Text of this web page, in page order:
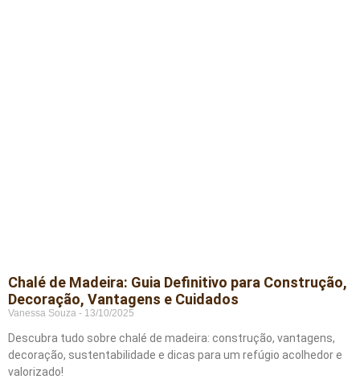
Chalé de Madeira: Guia Definitivo para Construção,
Decoração, Vantagens e Cuidados
Vanessa Souza 13/10/2025
Descubra tudo sobre chalé de madeira: construção, vantagens,
decoração, sustentabilidade e dicas para um refúgio acolhedor e
valorizado!